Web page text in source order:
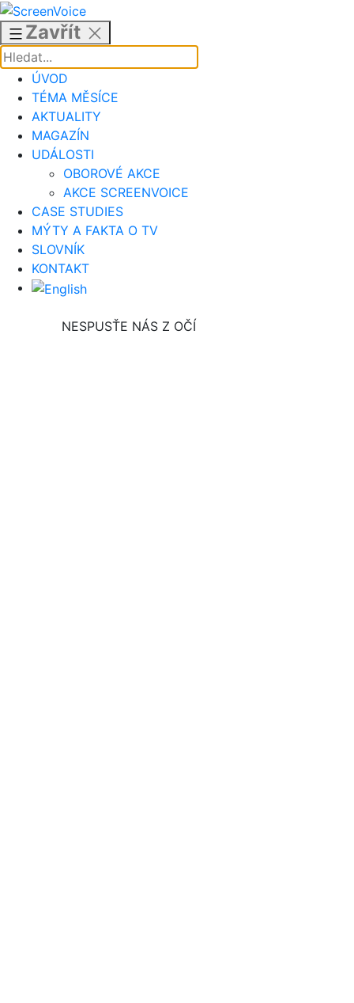
Přejít
obsahu
Zavřít
ÚVOD
TÉMA MĚSÍCE
AKTUALITY
MAGAZÍN
UDÁLOSTI
OBOROVÉ AKCE
AKCE SCREENVOICE
CASE STUDIES
MÝTY A FAKTA O TV
SLOVNÍK
KONTAKT
NESPUSŤE NÁS Z OČÍ